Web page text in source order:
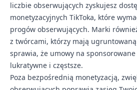
liczbie obserwujących zyskujesz
monetyzacyjnych TikToka, które
progów obserwujących. Marki
z twórcami, którzy mają
sprawia, że umowy na
lukratywne i częstsze.
Poza bezpośrednią monetyzacją,